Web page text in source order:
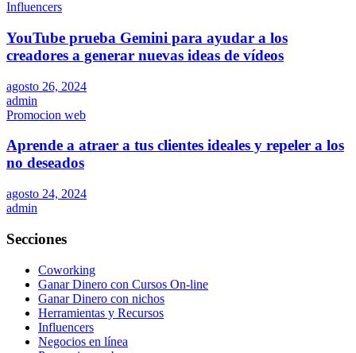
Influencers
YouTube prueba Gemini para ayudar a los
creadores a generar nuevas ideas de vídeos
agosto 26, 2024
admin
Promocion web
Aprende a atraer a tus clientes ideales y repeler a los
no deseados
agosto 24, 2024
admin
Secciones
Coworking
Ganar Dinero con Cursos On-line
Ganar Dinero con nichos
Herramientas y Recursos
Influencers
Negocios en línea